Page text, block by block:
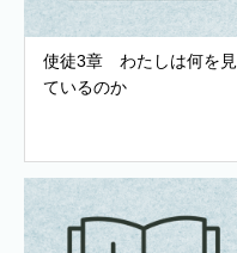
使徒3章 わたしは何を見
ているのか